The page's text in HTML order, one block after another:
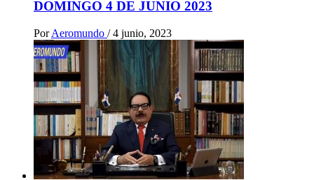
DOMINGO 4 DE JUNIO 2023
Por Aeromundo / 4 junio, 2023